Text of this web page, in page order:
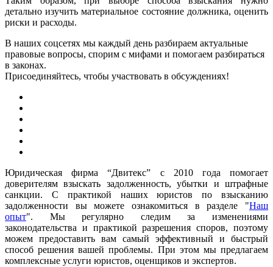
детально изучить материальное состояние должника, оценить
риски и расходы.
В наших соцсетях мы каждый день разбираем актуальные
правовые вопросы, спорим с мифами и помогаем разбираться
в законах.
Присоединяйтесь, чтобы участвовать в обсуждениях!
Юридическая фирма “Двитекс” с 2010 года помогает
доверителям взыскать задолженность, убытки и штрафные
санкции. С практикой наших юристов по взысканию
задолженности вы можете ознакомиться в разделе "Наш
опыт". Мы регулярно следим за изменениями
законодательства и практикой разрешения споров, поэтому
можем предоставить вам самый эффективный и быстрый
способ решения вашей проблемы. При этом мы предлагаем
комплексные услуги юристов, оценщиков и экспертов.